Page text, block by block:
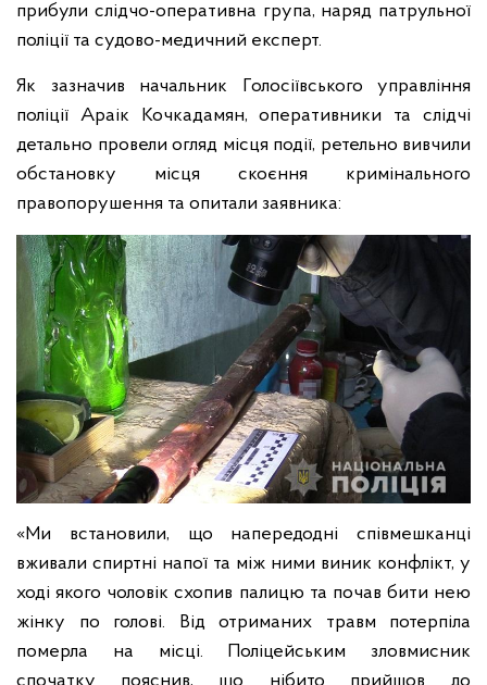
прибули слідчо-оперативна група, наряд патрульної
поліції та судово-медичний експерт.
Як зазначив начальник Голосіївського управління
поліції Араік Кочкадамян, оперативники та слідчі
детально провели огляд місця події, ретельно вивчили
обстановку місця скоєння кримінального
правопорушення та опитали заявника:
«Ми встановили, що напередодні співмешканці
вживали спиртні напої та між ними виник конфлікт, у
ході якого чоловік схопив палицю та почав бити нею
жінку по голові. Від отриманих травм потерпіла
померла на місці. Поліцейським зловмисник